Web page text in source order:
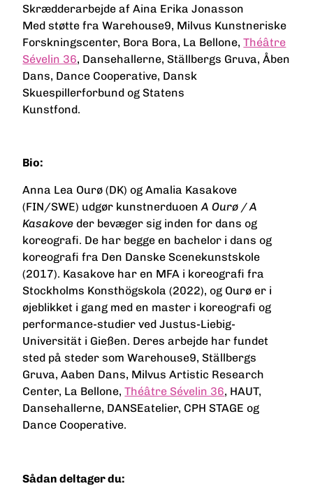
Skrædderarbejde af Aina Erika Jonasson
Med støtte fra Warehouse9, Milvus Kunstneriske
Forskningscenter, Bora Bora, La Bellone,Théâtre
Sévelin 36, Dansehallerne, Ställbergs Gruva, Åben
Dans, Dance Cooperative, Dansk
Skuespillerforbund og Statens
Bio:
Anna Lea Ourø (DK) og Amalia Kasakove
(FIN/SWE) udgør kunstnerduoenA Ourø / A
Kasakove der bevæger sig inden for dans og
koreografi. De har begge en bachelor i dans og
koreografi fra Den Danske Scenekunstskole
(2017). Kasakove har en MFA i koreografi fra
Stockholms Konsthögskola (2022), og Ourø er i
øjeblikket i gang med en master i koreografi og
performance-studier ved Justus-Liebig-
Universität i Gießen. Deres arbejde har fundet
sted på steder som Warehouse9, Ställbergs
Gruva, Aaben Dans, Milvus Artistic Research
Center, La Bellone,Théâtre Sévelin 36, HAUT,
Dansehallerne, DANSEatelier, CPH STAGE og
Dance Cooperative.
Sådan deltager du: